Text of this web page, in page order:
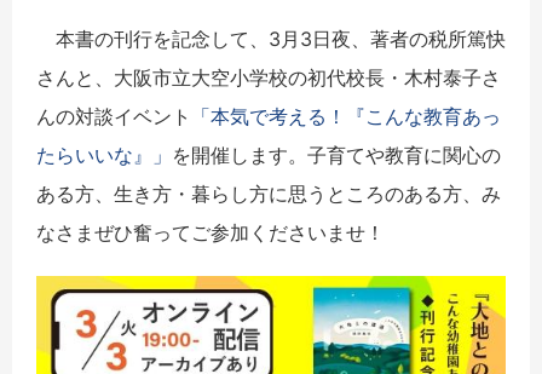
本書の刊行を記念して、3月3日夜、著者の税所篤快
さんと、大阪市立大空小学校の初代校長・木村泰子さ
んの対談イベント
「本気で考える！『こんな教育あっ
たらいいな』」 を開催します。子育てや教育に関心の
ある方、生き方・暮らし方に思うところのある方、み
なさまぜひ奮ってご参加くださいませ！